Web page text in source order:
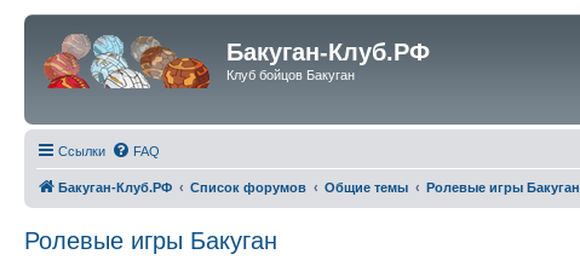
Бакуган-Клуб.РФ
Клуб бойцов Бакуган
Ссылки FAQ
Бакуган-Клуб.РФ Список форумов Общие темы Ролевые игры Бакуган
Ролевые игры Бакуган